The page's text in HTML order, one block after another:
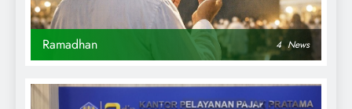
Ramadhan 4 News